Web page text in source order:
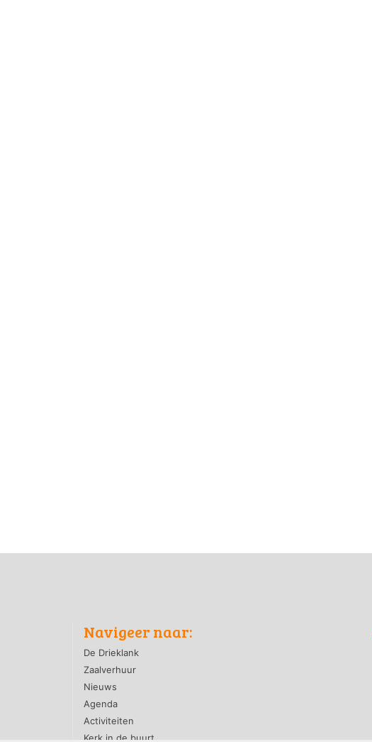
Navigeer naar:
De Drieklank
Zaalverhuur
Nieuws
Agenda
Activiteiten
Kerk in de buurt